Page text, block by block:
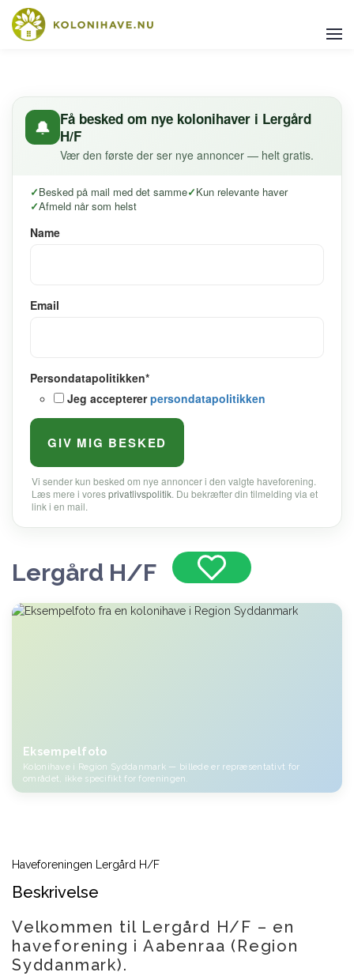
🔔 Få besked om nye kolonihaver i Lergård
H/F
Vær den første der ser nye annoncer — helt gratis.
Besked på mail med det samme
Kun relevante haver
Afmeld når som helst
Name
Email
Persondatapolitikken*
Jeg acceptererpersondatapolitikken
Vi sender kun besked om nye annoncer i den valgte haveforening.
Læs mere i voresprivatlivspolitik. Du bekræfter din tilmelding via et
link i en mail.
Lergård H/F
Eksempelfoto
Kolonihave i Region Syddanmark — billede er repræsentativt for
området, ikke specifikt for foreningen.
Haveforeningen Lergård H/F
Beskrivelse
Velkommen til Lergård H/F – en
haveforening i Aabenraa (Region
Syddanmark).